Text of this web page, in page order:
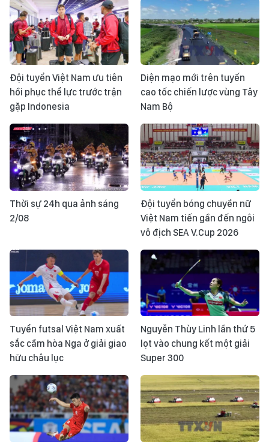
Đội tuyển Việt Nam ưu tiên
hồi phục thể lực trước trận
gặp Indonesia
Diện mạo mới trên tuyến
cao tốc chiến lược vùng Tây
Nam Bộ
Thời sự 24h qua ảnh sáng
2/08
Đội tuyển bóng chuyền nữ
Việt Nam tiến gần đến ngôi
vô địch SEA V.Cup 2026
Tuyển futsal Việt Nam xuất
sắc cầm hòa Nga ở giải giao
hữu châu lục
Nguyễn Thùy Linh lần thứ 5
lọt vào chung kết một giải
Super 300